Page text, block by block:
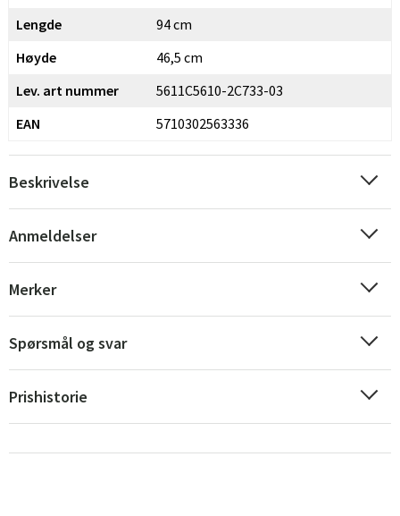
Norge
Suomi
Lengde
94 cm
Høyde
46,5 cm
Lev. art nummer
5611C5610-2C733-03
EAN
5710302563336
Beskrivelse
Anmeldelser
Merker
Spørsmål og svar
Prishistorie